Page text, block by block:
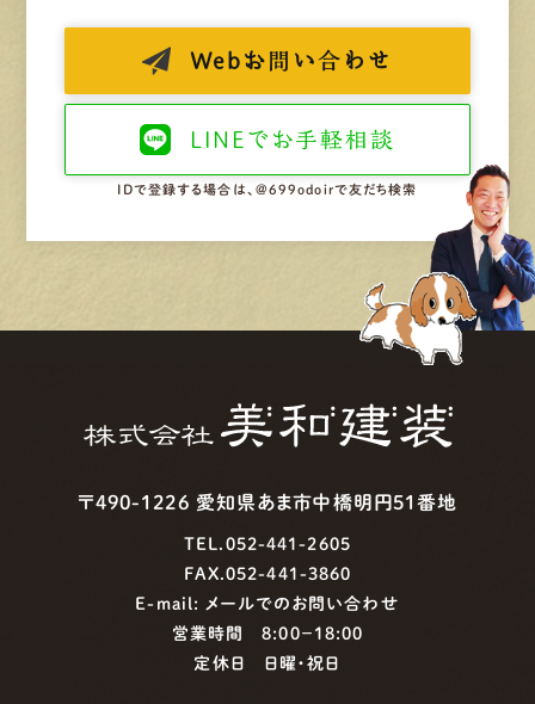
Web お問い合わせ
LINEで お手軽相談
IDで登録する場合は、@699odoirで友だち検索
〒490-1226 愛知県あま市中橋明円51番地
TEL.052-441-2605
FAX.052-441-3860
E-mail: メールでのお問い合わせ
営業時間 8:00−18:00
定休日 日曜・祝日